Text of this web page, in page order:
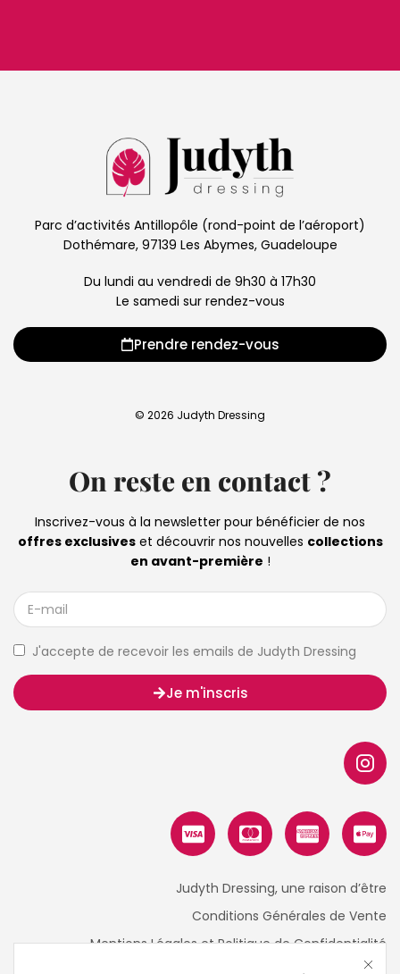
Parc d’activités Antillopôle (rond-point de l’aéroport)
Dothémare, 97139 Les Abymes, Guadeloupe
Du lundi au vendredi de 9h30 à 17h30
Le samedi sur rendez-vous
Prendre rendez-vous
© 2026 Judyth Dressing
On reste en contact ?
Inscrivez-vous à la newsletter pour bénéficier de nos
offres exclusiveset découvrir nos nouvelles collections
en avant-première !
J'accepte de recevoir les emails de Judyth Dressing
Je m'inscris
Judyth Dressing, une raison d’être
Conditions Générales de Vente
Mentions Légales et Politique de Confidentialité